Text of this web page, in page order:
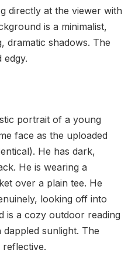
directly at the viewer with
is a minimalist,
dramatic shadows. The
portrait of a young
face as the uploaded
He has dark,
He is wearing a
over a plain tee. He
looking off into
is a cozy outdoor reading
sunlight. The